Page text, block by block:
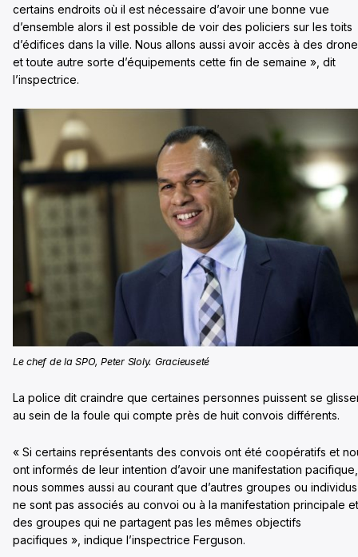
certains endroits où il est nécessaire d’avoir une bonne vue
d’ensemble alors il est possible de voir des policiers sur les toits
d’édifices dans la ville. Nous allons aussi avoir accès à des
et toute autre sorte d’équipements cette fin de semaine », dit
l’inspectrice.
Le chef de la SPO, Peter Sloly. Gracieuseté
La police dit craindre que certaines personnes puissent se
au sein de la foule qui compte près de huit convois différents.
« Si certains représentants des convois ont été coopératifs et
ont informés de leur intention d’avoir une manifestation pacifique,
nous sommes aussi au courant que d’autres groupes ou individus
ne sont pas associés au convoi ou à la manifestation principale et
des groupes qui ne partagent pas les mêmes objectifs
pacifiques », indique l’inspectrice Ferguson.